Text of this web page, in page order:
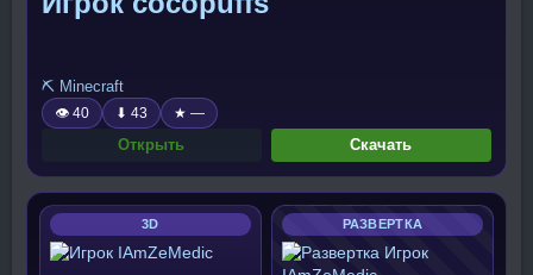
⛏️ Minecraft
👁 40 ⬇ 43 ★ —
Открыть Скачать
3D РАЗВЕРТКА